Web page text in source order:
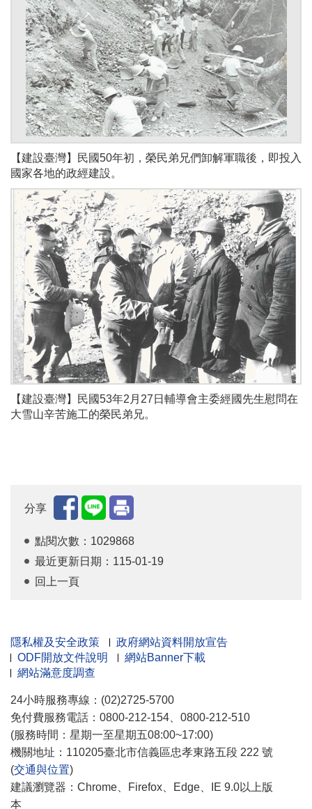
【建設臺灣】民國50年初，榮民弟兄們卸解軍職後，即投入
國家各地的政經建設。
【建設臺灣】民國53年2月27日輔導會主委經國先生慰問在
大雪山辛苦施工的榮民弟兄。
分享
點閱次數：1029868
最近更新日期：115-01-19
回上一頁
隱私權及安全政策
政府網站資料開放宣告
ODF開放文件說明
網站Banner下載
網站滿意度調查
24小時服務專線：(02)2725-5700
免付費服務電話：0800-212-154、0800-212-510
(服務時間：星期一至星期五08:00~17:00)
機關地址：110205臺北市信義區忠孝東路五段 222 號
(交通與位置)
建議瀏覽器：Chrome、Firefox、Edge、IE 9.0以上版
本